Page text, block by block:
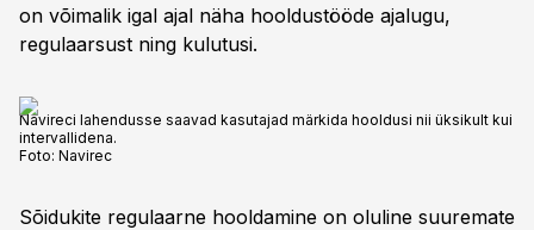
on võimalik igal ajal näha hooldustööde ajalugu,
regulaarsust ning kulutusi.
Navireci lahendusse saavad kasutajad märkida hooldusi nii üksikult kui
intervallidena.
Foto: Navirec
Sõidukite regulaarne hooldamine on oluline suuremate